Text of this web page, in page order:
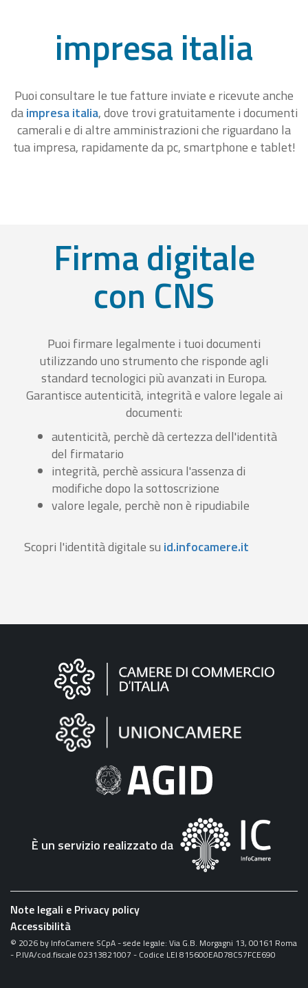
impresa italia
Puoi consultare le tue fatture inviate e ricevute anche
daimpresa italia, dove trovi gratuitamente i documenti
camerali e di altre amministrazioni che riguardano la
tua impresa, rapidamente da pc, smartphone e tablet!
Firma digitale
con CNS
Puoi firmare legalmente i tuoi documenti
utilizzando uno strumento che risponde agli
standard tecnologici più avanzati in Europa.
Garantisce autenticità, integrità e valore legale ai
documenti:
autenticità, perchè dà certezza dell'identità
del firmatario
integrità, perchè assicura l'assenza di
modifiche dopo la sottoscrizione
valore legale, perchè non è ripudiabile
Scopri l'identità digitale su id.infocamere.it
Informazioni
"Fattura
Elettronica"
È un servizio realizzato da
Note legali e Privacy policy
Accessibilità
© 2026 by InfoCamere SCpA - sede legale: Via G.B. Morgagni 13, 00161 Roma
- P.IVA/cod.fiscale 02313821007 - Codice LEI 815600EAD78C57FCE690